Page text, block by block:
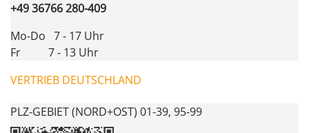
+49 36766 280-409
Mo-Do 7 - 17 Uhr
Fr 7 - 13 Uhr
VERTRIEB DEUTSCHLAND
PLZ-GEBIET (NORD+OST) 01-39, 95-99